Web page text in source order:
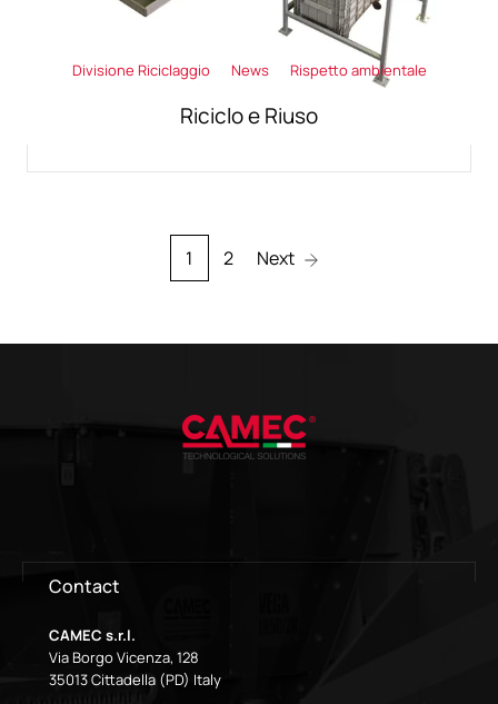
Divisione Riciclaggio News Rispetto ambientale
Riciclo e Riuso
1 2 Next
Contact
CAMEC s.r.l.
Via Borgo Vicenza, 128
35013 Cittadella (PD) Italy